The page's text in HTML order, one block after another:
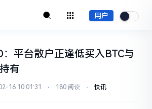
用户
：平台散户正逢低买入BTC与
有
16 10:01:31 ⋅ 180 阅读 ⋅ 快讯